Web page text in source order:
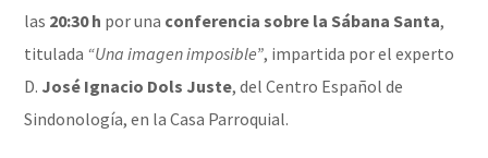
las 20:30 h por una conferencia sobre la Sábana Santa,
titulada “Una imagen imposible”, impartida por el experto
D. José Ignacio Dols Juste, del Centro Español de
Sindonología, en la Casa Parroquial.